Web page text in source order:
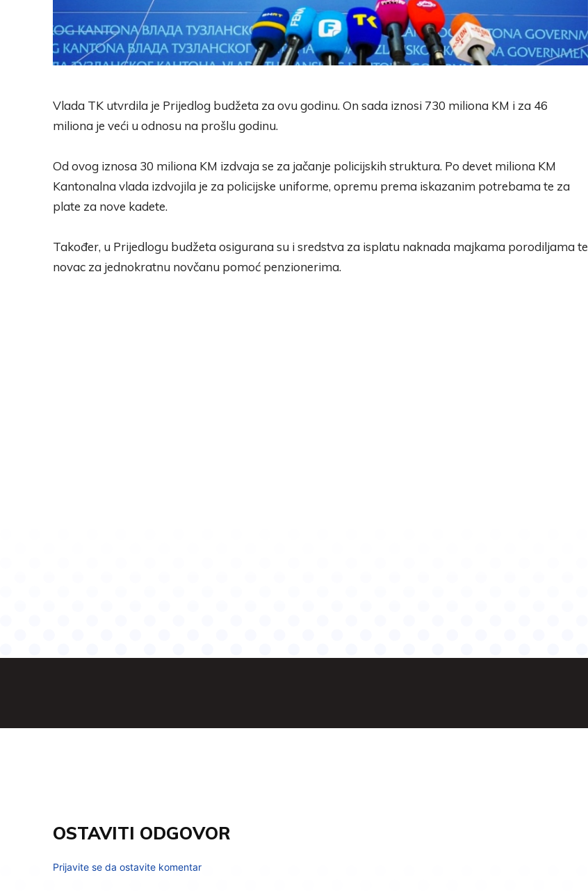
Vlada TK utvrdila je Prijedlog budžeta za ovu godinu. On sada iznosi 730 miliona KM i za 46
miliona je veći u odnosu na prošlu godinu.
Od ovog iznosa 30 miliona KM izdvaja se za jačanje policijskih struktura. Po devet miliona KM
Kantonalna vlada izdvojila je za policijske uniforme, opremu prema iskazanim potrebama te za
plate za nove kadete.
Također, u Prijedlogu budžeta osigurana su i sredstva za isplatu naknada majkama porodiljama te
novac za jednokratnu novčanu pomoć penzionerima.
OSTAVITI ODGOVOR
Prijavite se da ostavite komentar